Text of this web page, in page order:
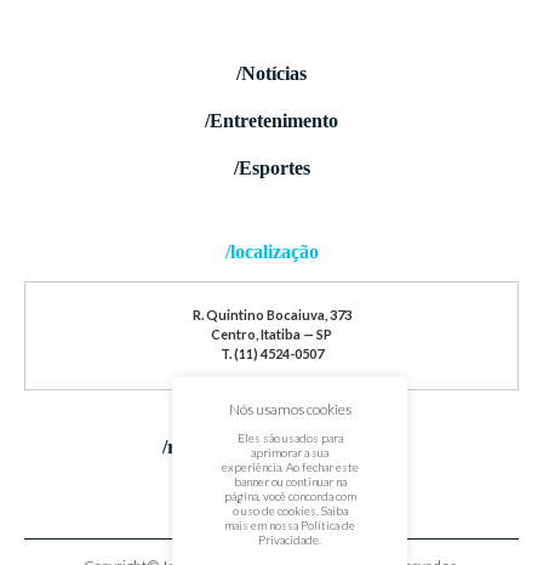
/Notícias
/Entretenimento
/Esportes
/localização
R. Quintino Bocaiuva, 373
Centro, Itatiba — SP
T. (11) 4524-0507
/redes sociais
Nós usamos cookies
Eles são usados para
aprimorar a sua
experiência. Ao fechar este
banner ou continuar na
página, você concorda com
o uso de cookies. Saiba
mais em nossa Política de
Privacidade